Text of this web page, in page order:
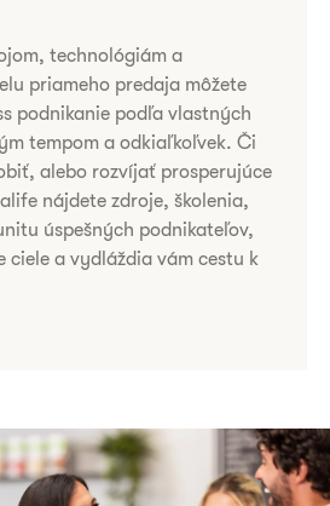
technológiám a
priameho predaja môžete
podnikanie podľa vlastných
tempom a odkiaľkoľvek. Či
alebo rozvíjať prosperujúce
nájdete zdroje, školenia,
úspešných podnikateľov,
ciele a vydláždia vám cestu k